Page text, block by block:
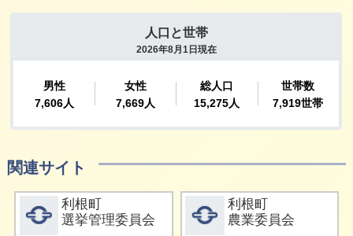
関連サイト
詳細をみる
利根町
選挙管理委員会
詳細をみる
利根町
農業委員会